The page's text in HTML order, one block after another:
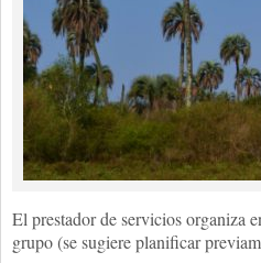
El prestador de servicios organiza
grupo (se sugiere planificar